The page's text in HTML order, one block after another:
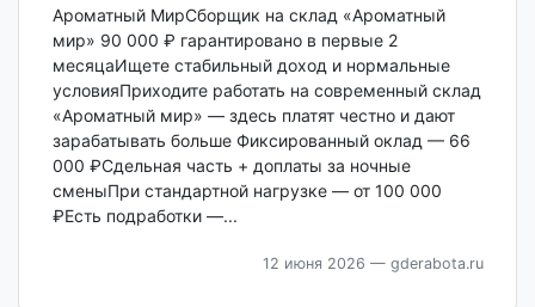
Ароматный МирСборщик на склад «Ароматный
мир» 90 000 ₽ гарантировано в первые 2
месяцаИщете стабильный доход и нормальные
условияПриходите работать на современный склад
«Ароматный мир» — здесь платят честно и дают
зарабатывать больше Фиксированный оклад — 66
000 ₽Сдельная часть + доплаты за ночные
сменыПри стандартной нагрузке — от 100 000
₽Есть подработки —...
12 июня 2026 — gderabota.ru